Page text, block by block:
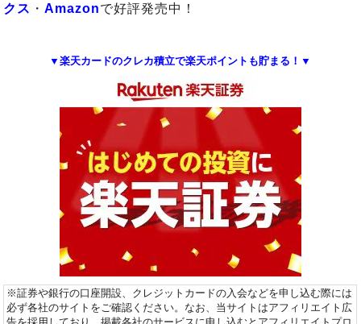
クス ・Amazonで好評発売中！
▼楽天カードのクレカ積立で楽天ポイントも貯まる！▼
※証券や銀行の口座開設、クレジットカードの入会などを申し込む際には
必ず各社のサイトをご確認ください。なお、当サイトはアフィリエイト広